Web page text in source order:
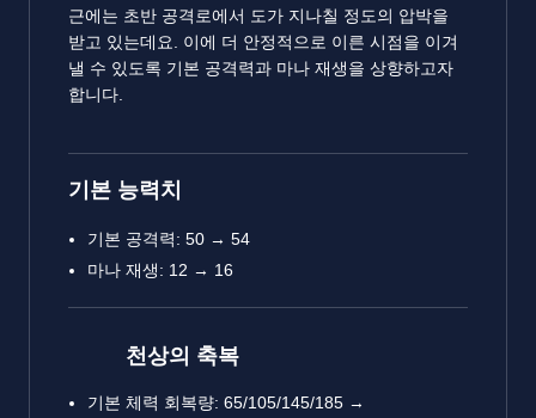
근에는 초반 공격로에서 도가 지나칠 정도의 압박을
받고 있는데요. 이에 더 안정적으로 이른 시점을 이겨
낼 수 있도록 기본 공격력과 마나 재생을 상향하고자
합니다.
기본 능력치
기본 공격력: 50 → 54
마나 재생: 12 → 16
천상의 축복
기본 체력 회복량: 65/105/145/185 →